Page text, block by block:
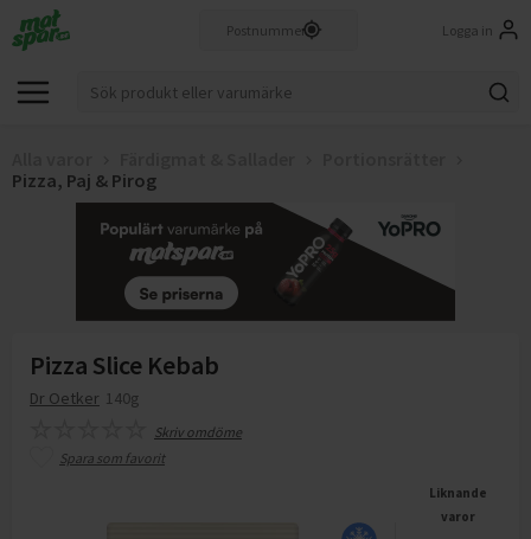
Logga in
Pizza, Paj & Pirog
Pizza Slice Kebab
Dr Oetker 140g
Skriv omdöme
Spara som favorit
Liknande
varor